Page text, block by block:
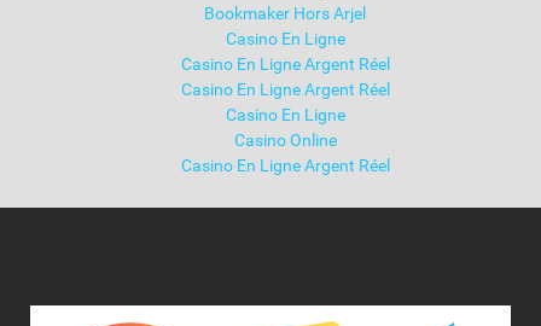
Bookmaker Hors Arjel
Casino En Ligne
Casino En Ligne Argent Réel
Casino En Ligne Argent Réel
Casino En Ligne
Casino Online
Casino En Ligne Argent Réel